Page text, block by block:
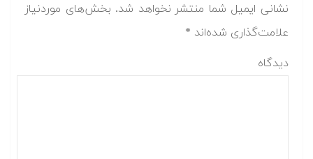
نشانی ایمیل شما منتشر نخواهد شد. بخش‌های موردنیاز
علامت‌گذاری شده‌اند *
دیدگاه